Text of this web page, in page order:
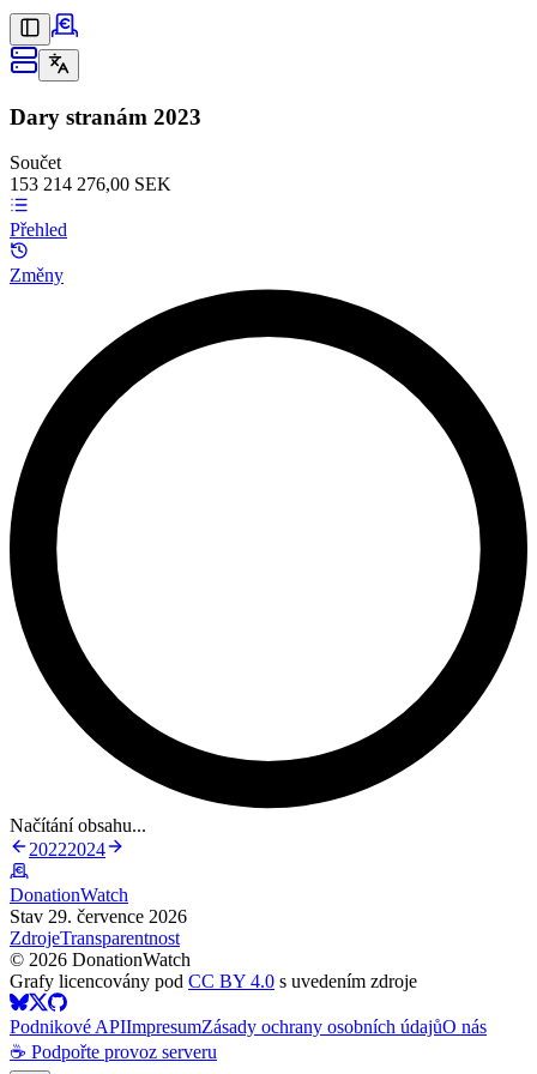
Dary stranám 2023
Součet
153 214 276,00 SEK
Přehled
Změny
Načítání obsahu...
20222024
DonationWatch
Stav 29. července 2026
ZdrojeTransparentnost
© 2026 DonationWatch
Grafy licencovány pod CC BY 4.0 s uvedením zdroje
Podnikové APIImpresumZásady ochrany osobních údajůO nás
☕ Podpořte provoz serveru